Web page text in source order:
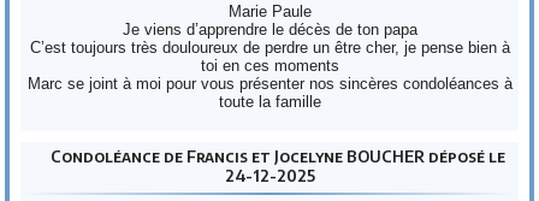
Marie Paule
Je viens d’apprendre le décès de ton papa
C’est toujours très douloureux de perdre un être cher, je pense bien à
toi en ces moments
Marc se joint à moi pour vous présenter nos sincères condoléances à
toute la famille
Condoléance de Francis et Jocelyne BOUCHER déposé le
24-12-2025